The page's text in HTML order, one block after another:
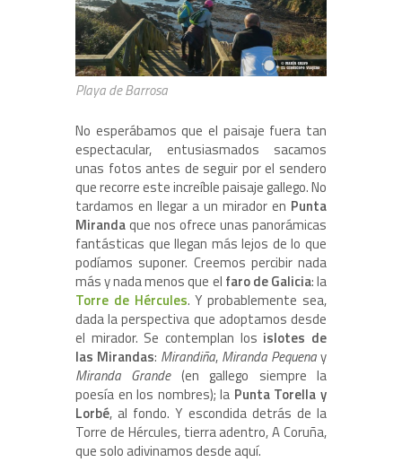
Playa de Barrosa
No esperábamos que el paisaje fuera tan
espectacular, entusiasmados sacamos
unas fotos antes de seguir por el sendero
que recorre este increíble paisaje gallego. No
tardamos en llegar a un mirador en Punta
Mirandaque nos ofrece unas panorámicas
fantásticas que llegan más lejos de lo que
podíamos suponer. Creemos percibir nada
más y nada menos que el faro de Galicia: la
Torre de Hércules. Y probablemente sea,
dada la perspectiva que adoptamos desde
el mirador. Se contemplan los islotes de
las Mirandas: Mirandiña, Miranda Pequenay
Miranda Grande(en gallego siempre la
poesía en los nombres); la Punta Torella y
Lorbé, al fondo. Y escondida detrás de la
Torre de Hércules, tierra adentro, A Coruña,
que solo adivinamos desde aquí.